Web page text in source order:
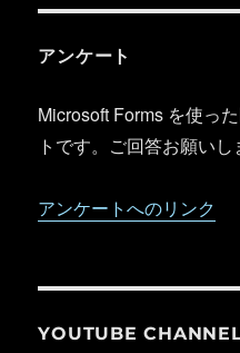
アンケート
Microsoft Forms を使っ
トです。ご回答お願いし
アンケートへのリンク
YOUTUBE